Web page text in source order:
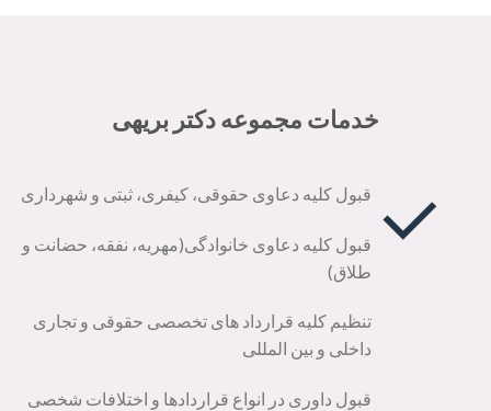
خدمات مجموعه دکتر بریهی
قبول کلیه دعاوی حقوقی، کیفری، ثبتی و شهرداری
قبول کلیه دعاوی خانوادگی(مهریه، نفقه، حضانت و
طلاق)
تنظیم کلیه قرارداد های تخصصی حقوقی و تجاری
داخلی و بین المللی
قبول داوری در انواع قراردادها و اختلافات شخصی